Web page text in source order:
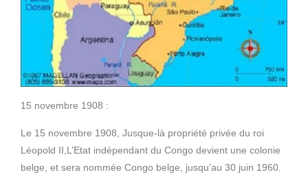
15 novembre 1908 :
Le 15 novembre 1908, Jusque-là propriété privée du roi
Léopold II,L’Etat indépendant du Congo devient une colonie
belge, et sera nommée Congo belge, jusqu’au 30 juin 1960.